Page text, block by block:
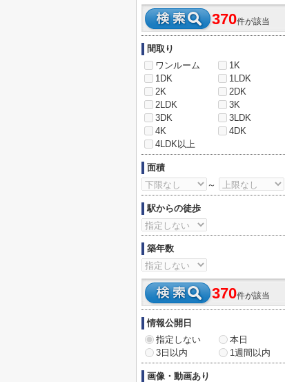
370件が該当
間取り
ワンルーム
1K
1DK
1LDK
2K
2DK
2LDK
3K
3DK
3LDK
4K
4DK
4LDK以上
面積
～
駅からの徒歩
築年数
370件が該当
情報公開日
指定しない
本日
3日以内
1週間以内
画像・動画あり